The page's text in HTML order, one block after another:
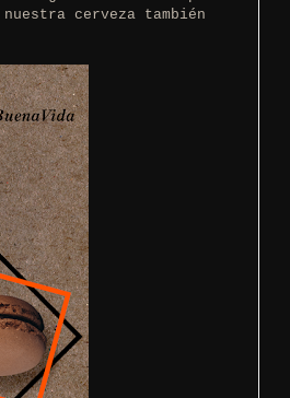
cerveza también